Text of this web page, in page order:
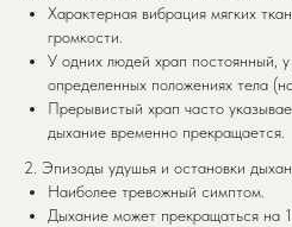
Характерная вибрация мягких
громкости.
У одних людей храп постоянный, у
определенных положениях тела
Прерывистый храп часто
дыхание временно прекращается.
2. Эпизоды удушья и остановки
Наиболее тревожный симптом.
Дыхание может прекращаться на